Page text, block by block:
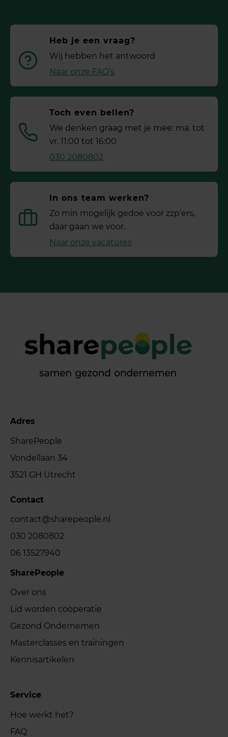
Heb je een vraag?
Wij hebben het antwoord
Naar onze FAQ’s
Toch even bellen?
We denken graag met je mee: ma. tot
vr. 11:00 tot 16:00
030 2080802
In ons team werken?
Zo min mogelijk gedoe voor ­zzp’ers,
daar gaan we voor.
Naar onze vacatures
Adres
SharePeople
Vondellaan 34
3521 GH Utrecht
Contact
contact@sharepeople.nl
030 2080802
06 13527940
SharePeople
Over ons
Lid worden coöperatie
Gezond Ondernemen
Masterclasses en trainingen
Kennisartikelen
Service
Hoe werkt het?
FAQ